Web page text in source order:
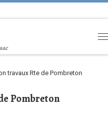
travaux Rte de Pombreton
Pombreton